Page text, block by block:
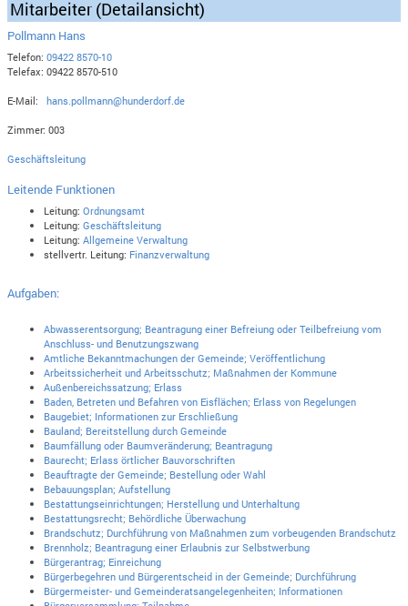
Mitarbeiter (Detailansicht)
Pollmann Hans
Telefon:09422 8570-10
Telefax: 09422 8570-510
E-Mail:hans.pollmann@hunderdorf.de
Zimmer: 003
Geschäftsleitung
Leitende Funktionen
Leitung:Ordnungsamt
Leitung:Geschäftsleitung
Leitung:Allgemeine Verwaltung
stellvertr. Leitung: Finanzverwaltung
Aufgaben:
Abwasserentsorgung; Beantragung einer Befreiung oder Teilbefreiung vom
Anschluss- und Benutzungszwang
Amtliche Bekanntmachungen der Gemeinde; Veröffentlichung
Arbeitssicherheit und Arbeitsschutz; Maßnahmen der Kommune
Außenbereichssatzung; Erlass
Baden, Betreten und Befahren von Eisflächen; Erlass von Regelungen
Baugebiet; Informationen zur Erschließung
Bauland; Bereitstellung durch Gemeinde
Baumfällung oder Baumveränderung; Beantragung
Baurecht; Erlass örtlicher Bauvorschriften
Beauftragte der Gemeinde; Bestellung oder Wahl
Bebauungsplan; Aufstellung
Bestattungseinrichtungen; Herstellung und Unterhaltung
Bestattungsrecht; Behördliche Überwachung
Brandschutz; Durchführung von Maßnahmen zum vorbeugenden Brandschutz
Brennholz; Beantragung einer Erlaubnis zur Selbstwerbung
Bürgerantrag; Einreichung
Bürgerbegehren und Bürgerentscheid in der Gemeinde; Durchführung
Bürgermeister- und Gemeinderatsangelegenheiten; Informationen